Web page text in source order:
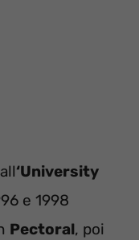
‘University
e 1998
Pectoral, poi